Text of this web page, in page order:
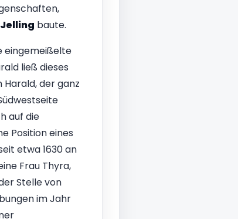
Jelling baute.
eingemeißelte
ließ dieses
der ganz
auf die
Position eines
etwa 1630 an
Frau Thyra,
Stelle von
im Jahr